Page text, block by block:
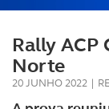
Rally ACP
Norte
20 JUNHO 2022 |